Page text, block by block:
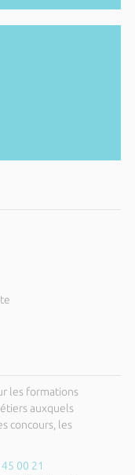
les formations
auxquels
concours, les
00 21